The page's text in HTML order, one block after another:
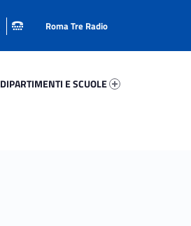
DIPARTIMENTI E SCUOLE
Roma Tre Radio